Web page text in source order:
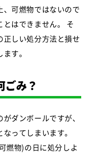
、可燃物ではないので
とはできません。 そ
正しい処分方法と損せ
す。
ごみ？
ダンボールですが、
ってしまいます。
燃物)の日に処分しよ